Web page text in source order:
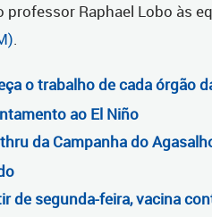
professor Raphael Lobo às
.
o trabalho de cada órgão
ao El Niño
da Campanha do
de segunda-feira, vacina